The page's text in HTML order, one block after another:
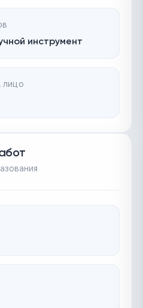
инструмент
лицо